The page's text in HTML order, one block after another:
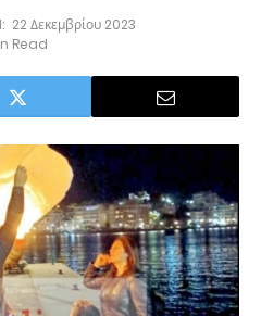
22 Δεκεμβρίου 2023
Read